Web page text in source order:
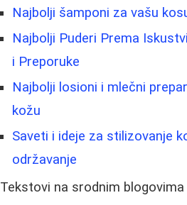
Najbolji šamponi za vašu
Najbolji Puderi Prema
i Preporuke
Najbolji losioni i mlečni
kožu
Saveti i ideje za stilizovanje
održavanje
Tekstovi na srodnim blogovima